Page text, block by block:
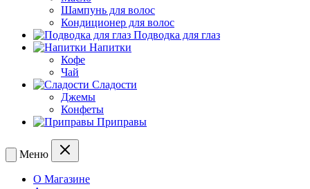
Шампунь для волос
Кондиционер для волос
Подводка для глаз
Напитки
Кофе
Чай
Сладости
Джемы
Конфеты
Приправы
Меню
О Магазине